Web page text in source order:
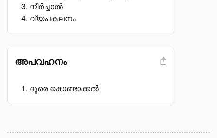
നീർച്ചാൽ
വ്യപകലനം
അപവഹനം
ദൂരെ കൊണ്ടാക്കൽ